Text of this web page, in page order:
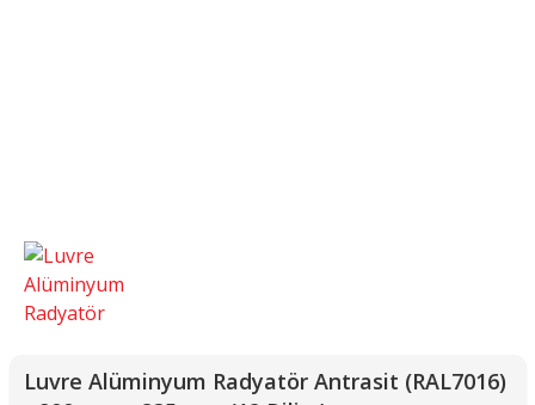
Luvre Alüminyum Radyatör Antrasit (RAL7016)